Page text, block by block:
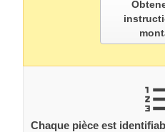
Chaque pièce est